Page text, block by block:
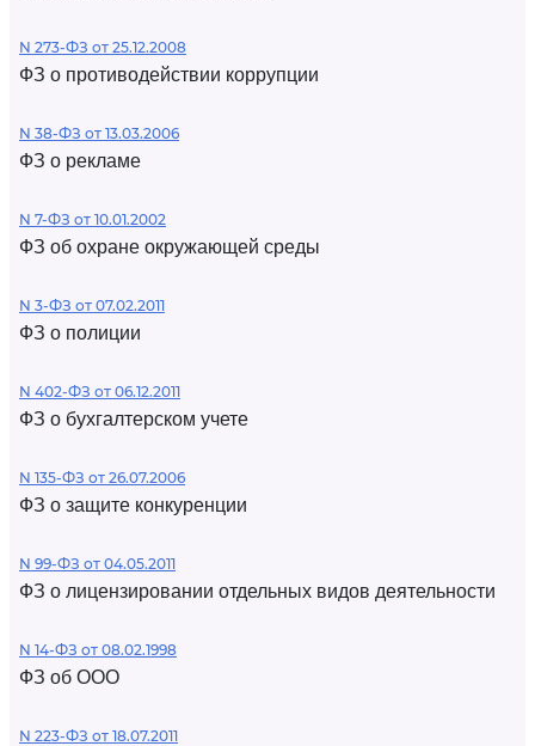
N 273-ФЗ от 25.12.2008
ФЗ о противодействии коррупции
N 38-ФЗ от 13.03.2006
ФЗ о рекламе
N 7-ФЗ от 10.01.2002
ФЗ об охране окружающей среды
N 3-ФЗ от 07.02.2011
ФЗ о полиции
N 402-ФЗ от 06.12.2011
ФЗ о бухгалтерском учете
N 135-ФЗ от 26.07.2006
ФЗ о защите конкуренции
N 99-ФЗ от 04.05.2011
ФЗ о лицензировании отдельных видов деятельности
N 14-ФЗ от 08.02.1998
ФЗ об ООО
N 223-ФЗ от 18.07.2011